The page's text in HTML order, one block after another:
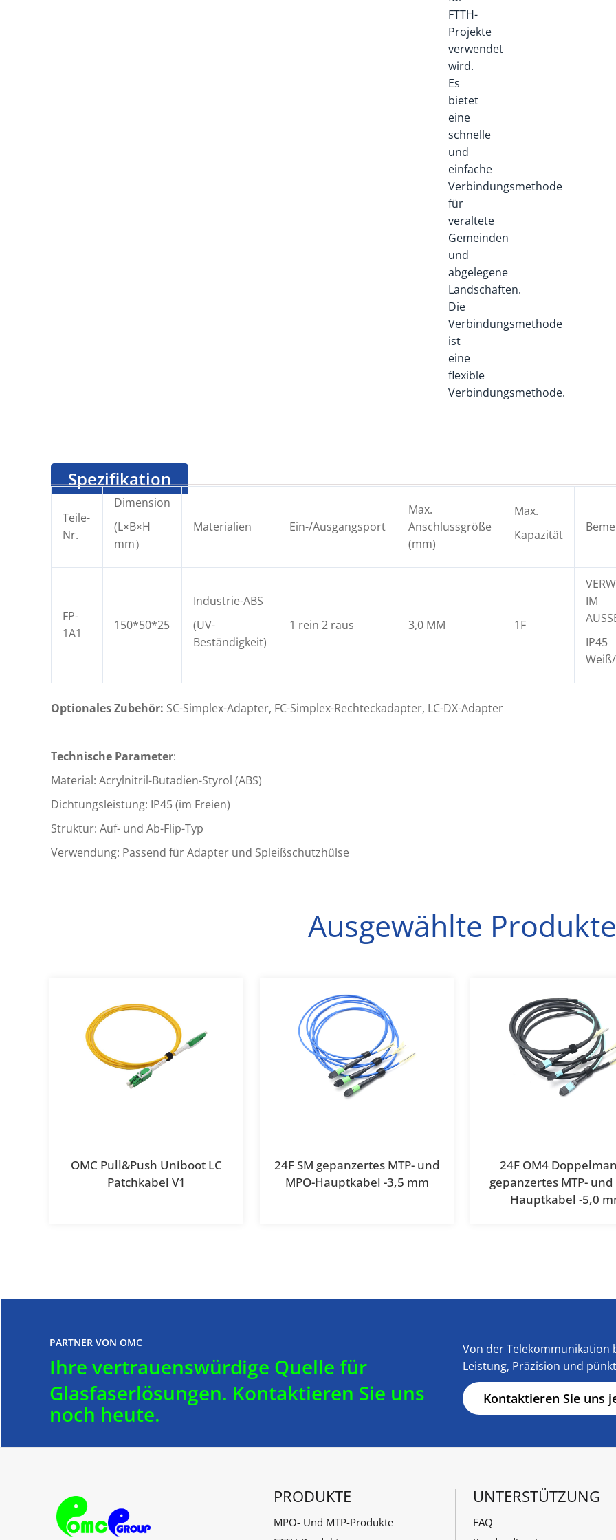
FTTH-
Projekte
verwendet
wird.
Es
bietet
eine
schnelle
und
einfache
Verbindungsmethode
für
veraltete
Gemeinden
und
abgelegene
Landschaften.
Die
Verbindungsmethode
ist
eine
flexible
Verbindungsmethode.
Spezifikation
Teile-
Nr.
Dimension
(L×B×H
mm）
Materialien Ein-/Ausgangsport
Max.
Anschlussgröße
(mm)
Max.
Kapazität
FP-
1A1
150*50*25
Industrie-ABS
(UV-
Beständigkeit)
1 rein 2 raus 3,0 MM 1F
IM
IP45
Optionales Zubehör: SC-Simplex-Adapter, FC-Simplex-Rechteckadapter, LC-DX-Adapter
Technische Parameter:
Material: Acrylnitril-Butadien-Styrol (ABS)
Dichtungsleistung: IP45 (im Freien)
Struktur: Auf- und Ab-Flip-Typ
Verwendung: Passend für Adapter und Spleißschutzhülse
Ausgewählte Produkte
OMC Pull&Push Uniboot LC
Patchkabel V1
24F SM gepanzertes MTP- und
MPO-Hauptkabel -3,5 mm
24F OM4
gepanzertes MTP- und
Hauptkabel -5,0
PARTNER VON OMC
Ihre vertrauenswürdige Quelle für
Glasfaserlösungen. Kontaktieren Sie uns
noch heute.
Von der Telekommunikation
Leistung, Präzision und
Kontaktieren Sie uns
PRODUKTE
MPO- Und MTP-Produkte
UNTERSTÜTZUNG
FAQ